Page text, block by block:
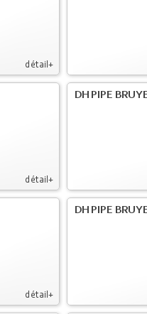
détail+
détail+
DH PIPE
détail+
DH PIPE